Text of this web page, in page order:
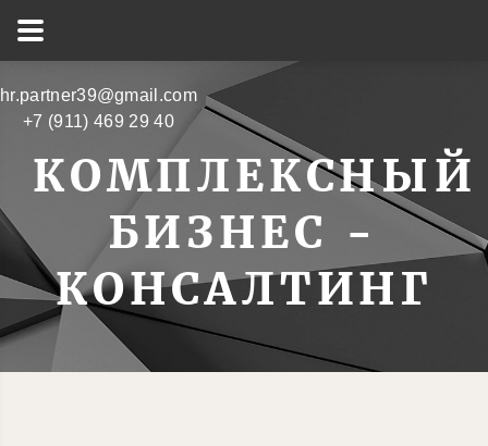
hr.partner39@gmail.com
+7 (911) 469 29 40
КОМПЛЕКСНЫЙ
БИЗНЕС -
КОНСАЛТИНГ